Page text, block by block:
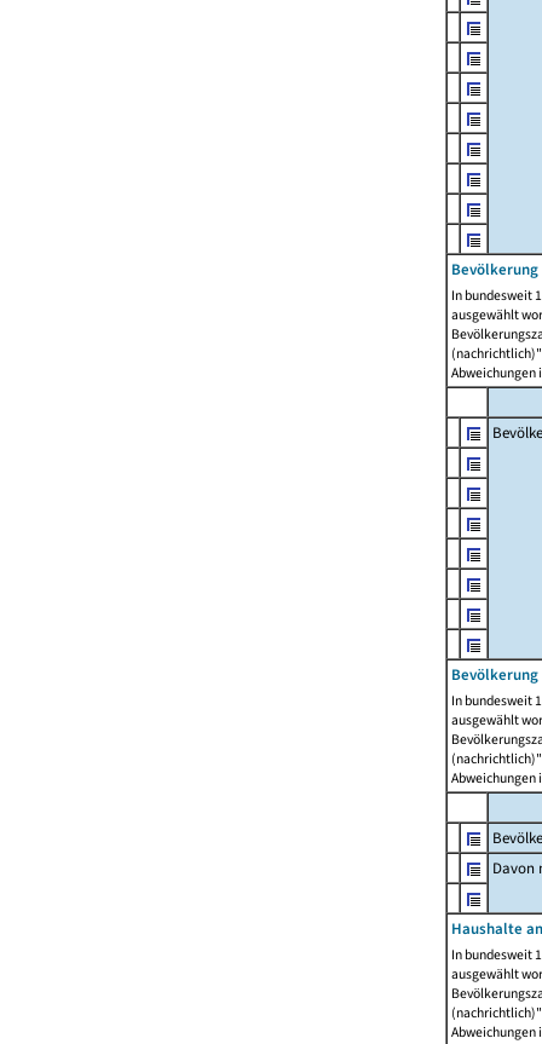
In bundesweit
ausgewählt
Abweichungen
In bundesweit
ausgewählt
Abweichungen
Davon
Haushalte
In bundesweit
ausgewählt
Abweichungen